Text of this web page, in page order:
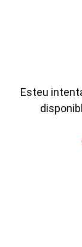
Esteu